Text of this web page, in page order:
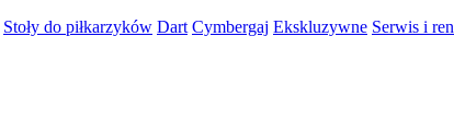
Stoły do piłkarzyków Dart Cymbergaj Ekskluzywne Serwis i